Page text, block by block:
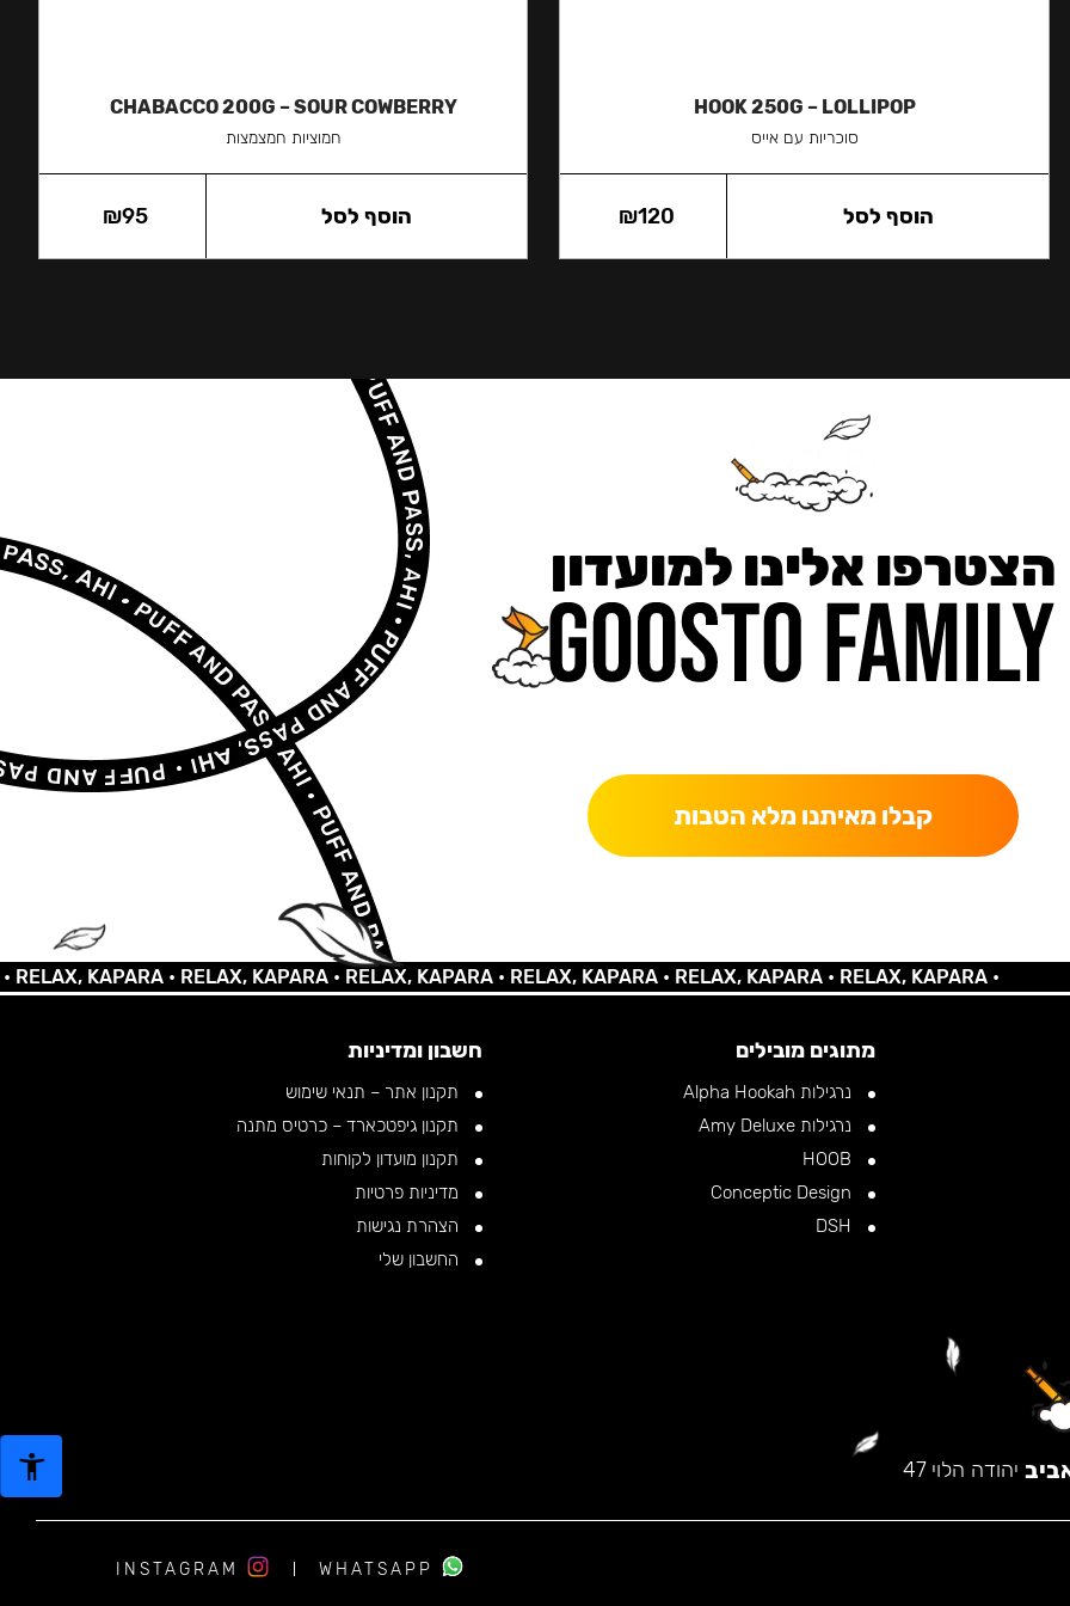
HOOK 250G – LOLLIPOP
סוכריות עם אייס
₪120 הוסף לסל
CHABACCO 200G – SOUR COWBERRY
חמוציות חמצמצות
₪95 הוסף לסל
הצטרפו אלינו למועדון
קבלו מאיתנו מלא הטבות
KAPARA •RELAX, KAPARA •RELAX, KAPARA •RELAX, KAPARA •RELAX, KAPARA •RELAX, KAPARA •
מתוגים מובילים
נרגילות Alpha Hookah
נרגילות Amy Deluxe
חשבון ומדיניות
תקנון אתר – תנאי שימוש
תקנון גיפטכארד – כרטיס מתנה
תקנון מועדון לקוחות
מדיניות פרטיות
הצהרת נגישות
החשבון שלי
יהודה הלוי 47
WHATSAPP
INSTAGRAM